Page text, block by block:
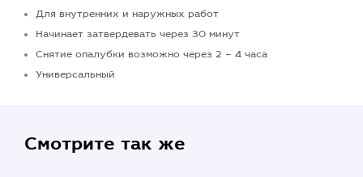
Для внутренних и наружных работ
Начинает затвердевать через 30 минут
Снятие опалубки возможно через 2 – 4 часа
Универсальный
Смотрите так же